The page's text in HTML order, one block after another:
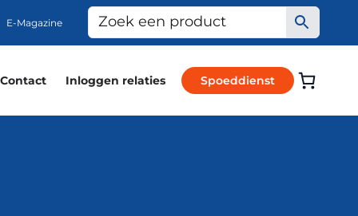
E-Magazine
Contact Inloggen relaties Spoeddienst